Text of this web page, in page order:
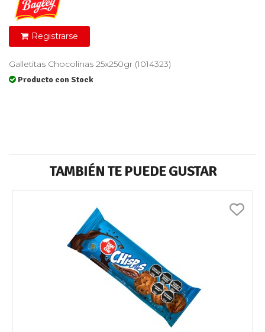
Registrarse
Galletitas Chocolinas 25x250gr (1014323)
Producto con Stock
TAMBIÉN TE PUEDE GUSTAR